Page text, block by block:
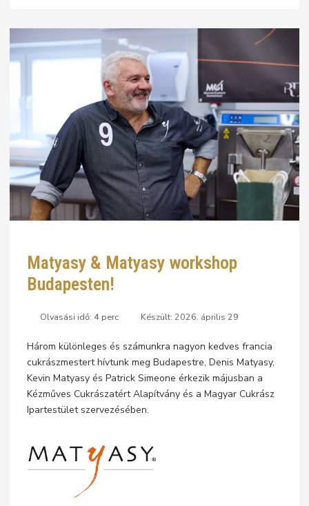
Matyasy & Matyasy workshop
Budapesten!
Olvasási idő: 4 perc Készült: 2026. április 29
Három különleges és számunkra nagyon kedves francia
cukrászmestert hívtunk meg Budapestre, Denis Matyasy,
Kevin Matyasy és Patrick Simeone érkezik májusban a
Kézműves Cukrászatért Alapítvány és a Magyar Cukrász
Ipartestület szervezésében.